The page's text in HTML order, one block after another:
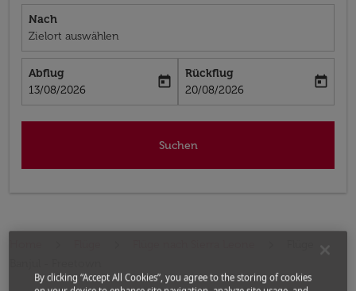
Nach
Zielort auswählen
Abflug
fc-booking-departure-date-aria-label
13/08/2026
today
Rückflug
fc-booking-return-date-aria-label
20/08/2026
today
Suchen
By clicking “Accept All Cookies”, you agree to the storing of cookies